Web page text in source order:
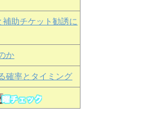
助チケット勧誘に
か
確率とタイミング